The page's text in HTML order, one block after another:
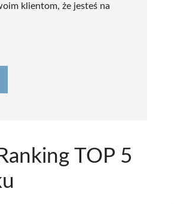
klientom, że jesteś na
TOP 5